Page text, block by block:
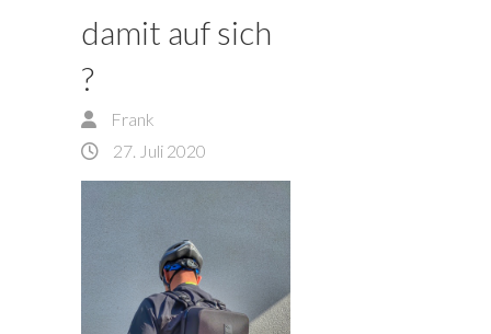
damit auf sich
?
Frank
27. Juli 2020